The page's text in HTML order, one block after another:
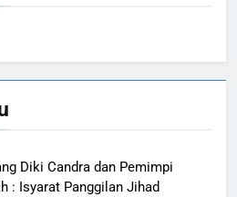
Diki Candra dan Pemimpi
: Isyarat Panggilan Jihad